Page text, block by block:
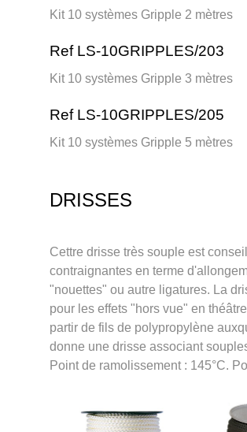
Kit 10 systèmes Gripple 2 mètres
Ref LS-10GRIPPLES/203
Kit 10 systèmes Gripple 3 mètres
Ref LS-10GRIPPLES/205
Kit 10 systèmes Gripple 5 mètres
DRISSES
Cettre drisse très souple est
contraignantes en terme
"nouettes" ou autre ligatures. La
pour les effets "hors vue" en
partir de fils de polypropylène
donne une drisse associant
Point de ramolissement : 145°C.